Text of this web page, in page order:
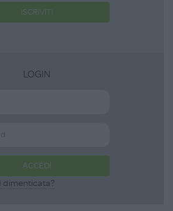
ISCRIVITI
LOGIN
ACCEDI
dimenticata?